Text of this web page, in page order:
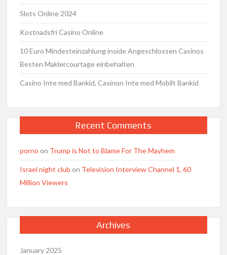
Slots Online 2024
Kostnadsfri Casino Online
10 Euro Mindesteinzahlung inside Angeschlossen Casinos
Besten Maklercourtage einbehalten
Casino Inte med Bankid, Casinon Inte med Mobilt Bankid
Recent Comments
porno on Trump is Not to Blame For The Mayhem
Israel night club on Television Interview Channel 1, 60
Million Viewers
Archives
January 2025